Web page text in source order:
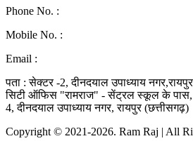
Phone No. :
Mobile No. :
Email :
पता : सेक्टर -2, दीनदयाल उपाध्याय
सिटी ऑफिस "रामराज" - सेंट्रल स्कूल के
4, दीनदयाल उपाध्याय नगर, रायपुर (छत्तीसगढ़)
Copyright © 2021-2026. Ram Raj | All